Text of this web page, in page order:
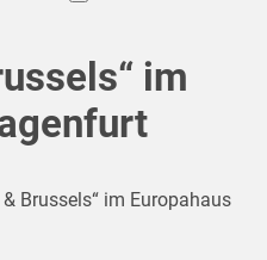
im
& Brussels“ im Europahaus